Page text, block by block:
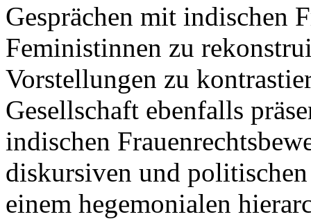
Gesprächen mit indischen
Feministinnen zu
Vorstellungen zu
Gesellschaft ebenfalls
indischen
diskursiven und
einem hegemonialen